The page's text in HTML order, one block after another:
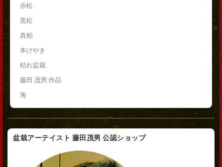
赤松
黒松
真柏
本けやき
枯れ盆栽
藤田 茂男 作品
海
盆栽アーテイスト 藤田茂男 公認ショップ